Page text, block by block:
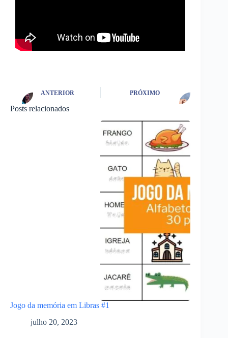
ANTERIOR PRÓXIMO
Posts relacionados
Jogo da memória em Libras #1
julho 20, 2023